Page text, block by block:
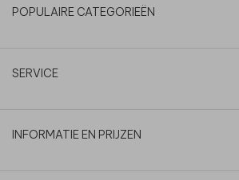
POPULAIRE CATEGORIEËN
SERVICE
INFORMATIE EN PRIJZEN